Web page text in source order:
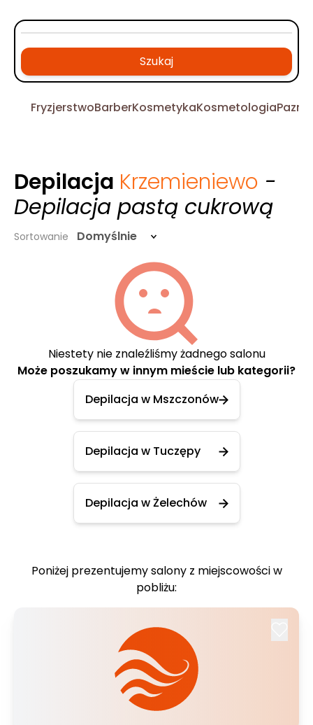
Szukaj
FryzjerstwoBarberKosmetykaKosmetologia
Depilacja Krzemieniewo -
Depilacja pastą cukrową
Sortowanie Domyślnie
Niestety nie znaleźliśmy żadnego salonu
Może poszukamy w innym mieście lub kategorii?
Depilacja w Mszczonów
Depilacja w Tuczępy
Depilacja w Żelechów
Poniżej prezentujemy salony z miejscowości w
pobliżu: